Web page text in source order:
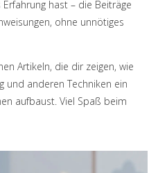
hast – die Beiträge
ohne unnötiges
Artikeln, die dir zeigen, wie
und anderen Techniken ein
aufbaust. Viel Spaß beim